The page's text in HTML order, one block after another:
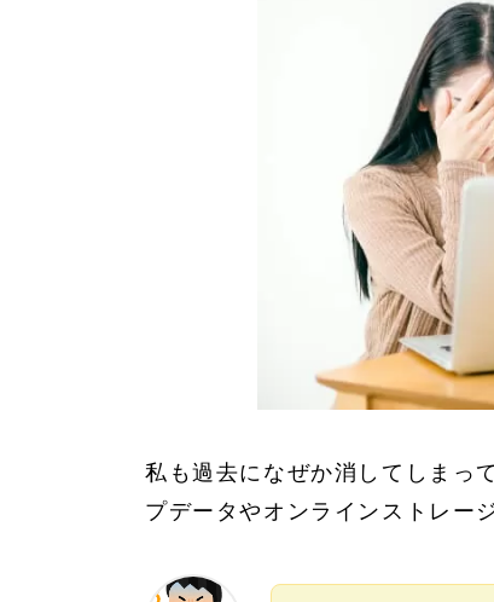
私も過去になぜか消してしまっ
プデータやオンラインストレー